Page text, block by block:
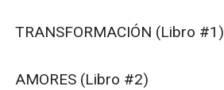
TRANSFORMACIÓN (Libro #1)
AMORES (Libro #2)